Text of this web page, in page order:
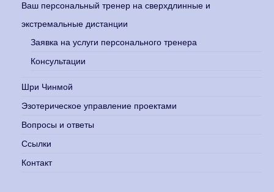
Ваш персональный тренер на сверхдлинные и
экстремальные дистанции
Заявка на услуги персонального тренера
Консультации
Шри Чинмой
Эзотерическое управление проектами
Вопросы и ответы
Ссылки
Контакт